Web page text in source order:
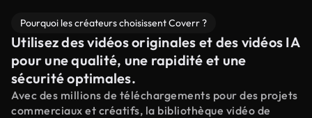
Pourquoi les créateurs choisissent Coverr ?
Utilisez des vidéos originales et des vidéos IA
pour une qualité, une rapidité et une
sécurité optimales.
Avec des millions de téléchargements pour des projets
commerciaux et créatifs, la bibliothèque vidéo de